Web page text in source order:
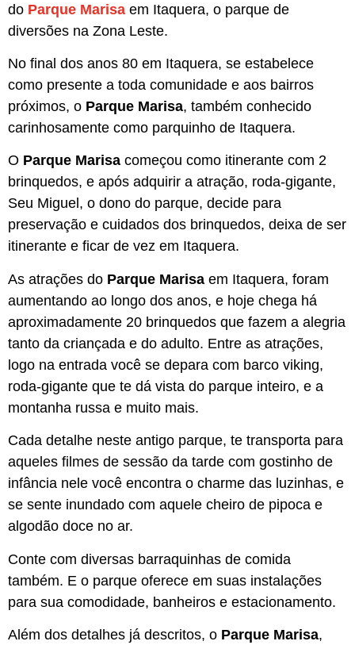
do Parque Marisa em Itaquera, o parque de
diversões na Zona Leste.
No final dos anos 80 em Itaquera, se estabelece
como presente a toda comunidade e aos bairros
próximos, o Parque Marisa, também conhecido
carinhosamente como parquinho de Itaquera.
O Parque Marisa começou como itinerante com 2
brinquedos, e após adquirir a atração, roda-gigante,
Seu Miguel, o dono do parque, decide para
preservação e cuidados dos brinquedos, deixa de ser
itinerante e ficar de vez em Itaquera.
As atrações do Parque Marisa em Itaquera, foram
aumentando ao longo dos anos, e hoje chega há
aproximadamente 20 brinquedos que fazem a alegria
tanto da criançada e do adulto. Entre as atrações,
logo na entrada você se depara com barco viking,
roda-gigante que te dá vista do parque inteiro, e a
montanha russa e muito mais.
Cada detalhe neste antigo parque, te transporta para
aqueles filmes de sessão da tarde com gostinho de
infância nele você encontra o charme das luzinhas, e
se sente inundado com aquele cheiro de pipoca e
algodão doce no ar.
Conte com diversas barraquinhas de comida
também. E o parque oferece em suas instalações
para sua comodidade, banheiros e estacionamento.
Além dos detalhes já descritos, o Parque Marisa,